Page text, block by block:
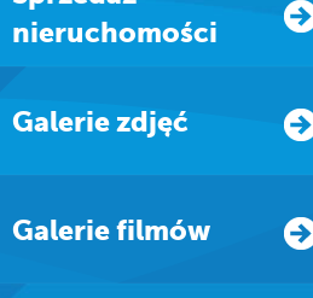
nieruchomości
Galerie zdjęć
Galerie filmów